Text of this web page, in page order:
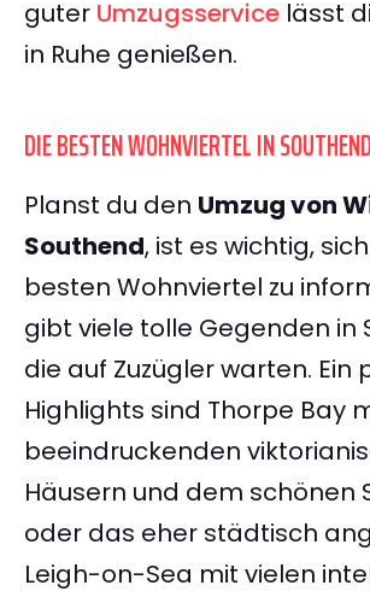
guter Umzugsservice lässt
in Ruhe genießen.
DIE BESTEN WOHNVIERTEL IN SOUTHEND
Planst du den Umzug von
Southend, ist es wichtig,
besten Wohnviertel zu
gibt viele tolle Gegenden in
die auf Zuzügler warten. Ein
Highlights sind Thorpe Bay
beeindruckenden
Häusern und dem schönen
oder das eher städtisch
Leigh-on-Sea mit vielen